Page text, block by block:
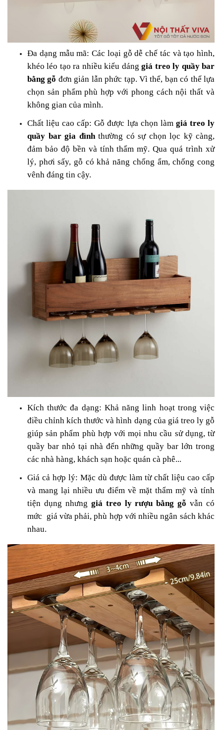
Đa dạng mẫu mã: Các loại gỗ dễ chế tác và tạo hình,
khéo léo tạo ra nhiều kiểu dánggiá treo ly quầy bar
bằng gỗ đơn giản lẫn phức tạp. Vì thế, bạn có thể lựa
chọn sản phẩm phù hợp với phong cách nội thất và
không gian của mình.
Chất liệu cao cấp: Gỗ được lựa chọn làm giá treo ly
quầy bar gia đìnhthường có sự chọn lọc kỹ càng,
đảm bảo độ bền và tính thẩm mỹ. Qua quá trình xử
lý, phơi sấy, gỗ có khả năng chống ẩm, chống cong
vênh đáng tin cậy.
Kích thước đa dạng: Khả năng linh hoạt trong việc
điều chỉnh kích thước và hình dạng của giá treo ly gỗ
giúp sản phẩm phù hợp với mọi nhu cầu sử dụng, từ
quầy bar nhỏ tại nhà đến những quầy bar lớn trong
các nhà hàng, khách sạn hoặc quán cà phê...
Giá cả hợp lý: Mặc dù được làm từ chất liệu cao cấp
và mang lại nhiều ưu điểm về mặt thẩm mỹ và tính
tiện dụng nhưng giá treo ly rượu bằng gỗ vẫn có
mức giá vừa phải, phù hợp với nhiều ngân sách khác
nhau.